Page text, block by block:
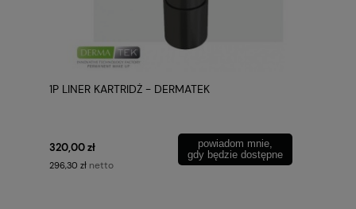
1P LINER KARTRIDŻ - DERMATEK
320,00 zł
296,30 zł netto
powiadom mnie,
gdy będzie dostępne